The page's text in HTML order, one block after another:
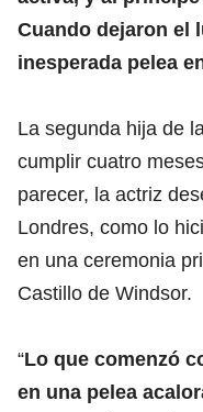
Cuando dejaron el
inesperada pelea
La segunda hija de
cumplir cuatro
parecer, la actriz
Londres, como lo
en una ceremonia
Castillo de Windsor.
“Lo que comenzó
en una pelea